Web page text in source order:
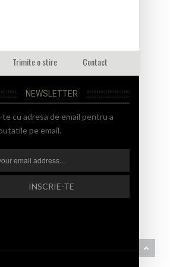
Trimite o stire Contact
NEWSLETTER
cu adresa de email pentru a
pe email.